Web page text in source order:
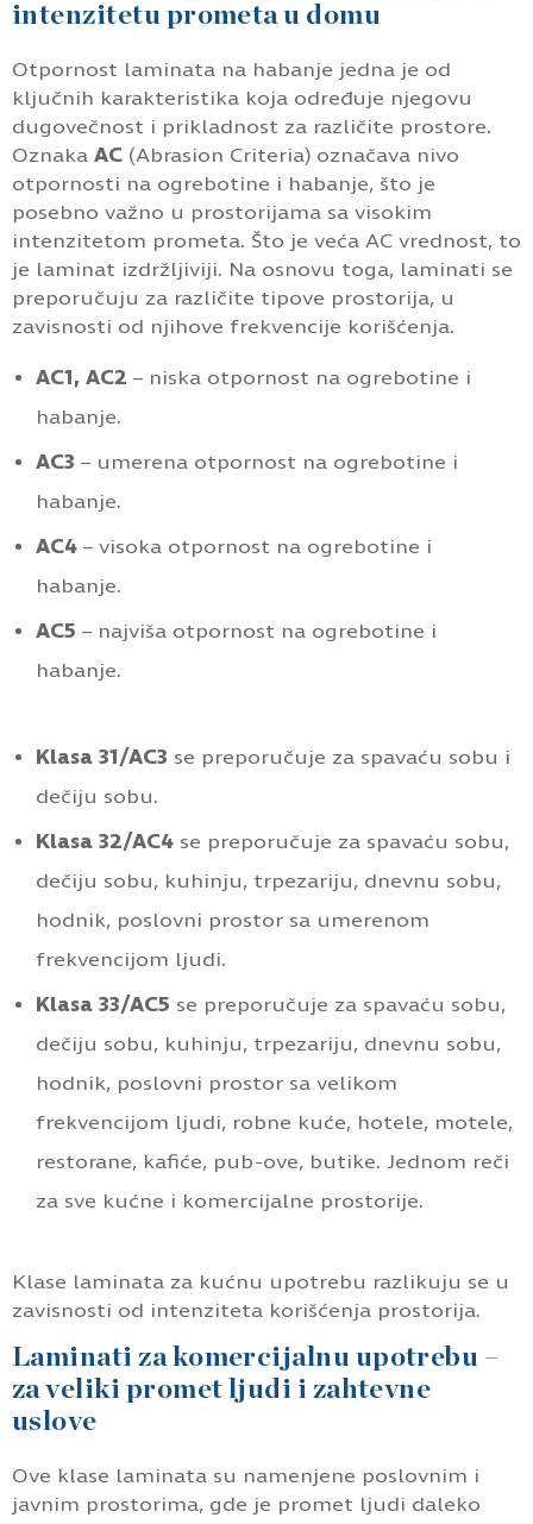
intenzitetu prometa u domu
Otpornost laminata na habanje jedna je od
ključnih karakteristika koja određuje njegovu
dugovečnost i prikladnost za različite prostore.
Oznaka AC (Abrasion Criteria) označava nivo
otpornosti na ogrebotine i habanje, što je
posebno važno u prostorijama sa visokim
intenzitetom prometa. Što je veća AC vrednost, to
je laminat izdržljiviji. Na osnovu toga, laminati se
preporučuju za različite tipove prostorija, u
zavisnosti od njihove frekvencije korišćenja.
AC1, AC2 – niska otpornost na ogrebotine i
habanje.
AC3 – umerena otpornost na ogrebotine i
habanje.
AC4 – visoka otpornost na ogrebotine i
habanje.
AC5 – najviša otpornost na ogrebotine i
habanje.
Klasa 31/AC3 se preporučuje za spavaću sobu i
dečiju sobu.
Klasa 32/AC4 se preporučuje za spavaću sobu,
dečiju sobu, kuhinju, trpezariju, dnevnu sobu,
hodnik, poslovni prostor sa umerenom
frekvencijom ljudi.
Klasa 33/AC5 se preporučuje za spavaću sobu,
dečiju sobu, kuhinju, trpezariju, dnevnu sobu,
hodnik, poslovni prostor sa velikom
frekvencijom ljudi, robne kuće, hotele, motele,
restorane, kafiće, pub-ove, butike. Jednom reči
za sve kućne i komercijalne prostorije.
Klase laminata za kućnu upotrebu razlikuju se u
zavisnosti od intenziteta korišćenja prostorija.
Laminati za komercijalnu upotrebu –
za veliki promet ljudi i zahtevne
uslove
Ove klase laminata su namenjene poslovnim i
javnim prostorima, gde je promet ljudi daleko